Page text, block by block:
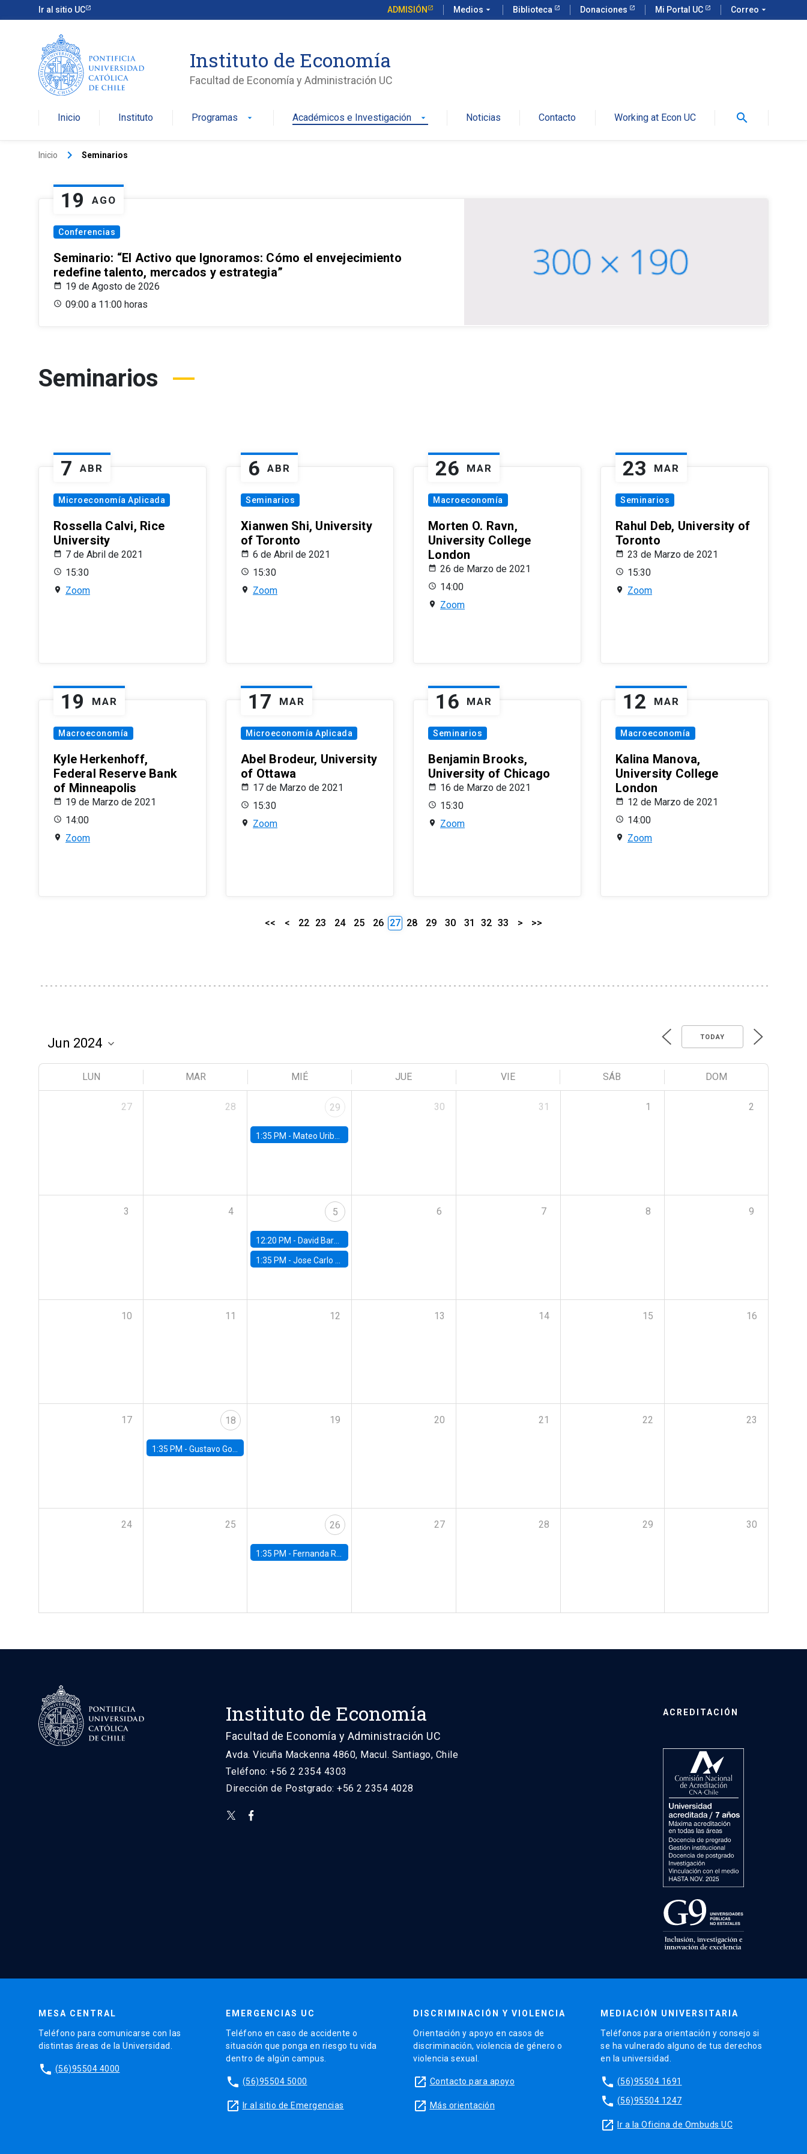
Ir al sitio UC ADMISIÓN Medios arrow_drop_down Biblioteca Donaciones Mi Portal UC Correo arrow_drop_down
Instituto de Economía
Facultad de Economía y Administración UC
Inicio Instituto Programas arrow_drop_down Académicos e Investigación arrow_drop_down Noticias Contacto Working at Econ UC search
Inicio keyboard_arrow_right Seminarios
19 AGO
Conferencias
Seminario: “El Activo que Ignoramos: Cómo el envejecimiento
redefine talento, mercados y estrategia”
19 de Agosto de 2026
09:00 a 11:00 horas
Seminarios
7 ABR
Microeconomía Aplicada
Rossella Calvi, Rice
University
7 de Abril de 2021
15:30
Zoom
6 ABR
Seminarios
Xianwen Shi, University
of Toronto
6 de Abril de 2021
15:30
Zoom
26 MAR
Macroeconomía
Morten O. Ravn,
University College
London
26 de Marzo de 2021
14:00
Zoom
23 MAR
Seminarios
Rahul Deb, University of
Toronto
23 de Marzo de 2021
15:30
Zoom
19 MAR
Macroeconomía
Kyle Herkenhoff,
Federal Reserve Bank
of Minneapolis
19 de Marzo de 2021
14:00
Zoom
17 MAR
Microeconomía Aplicada
Abel Brodeur, University
of Ottawa
17 de Marzo de 2021
15:30
Zoom
16 MAR
Seminarios
Benjamin Brooks,
University of Chicago
16 de Marzo de 2021
15:30
Zoom
12 MAR
Macroeconomía
Kalina Manova,
University College
London
12 de Marzo de 2021
14:00
Zoom
<< < 22 23 24 25 26 27 28 29 30 31 32 33 > >>
TODAY
LUN MAR MIÉ JUE VIE SÁB DOM
27 28 29
1:35 PM - Mateo Uribe-Castro, Universidad de los Andes (Colombia)
30 31 1 2
3 4 5
12:20 PM - David Bardey, Universidad de los Andes - CEDE
1:35 PM -Jose Carlo Bermudez, UC (ME) & World Bank
6 7 8 9
10 11 12 13 14 15 16
17 18
1:35 PM - Gustavo González, Banco Central de Chile
19 20 21 22 23
24 25 26
1:35 PM - Fernanda Rojas Ampuero, University of Wisconsin-Madison
27 28 29 30
Instituto de Economía
Facultad de Economía y Administración UC
Avda. Vicuña Mackenna 4860, Macul. Santiago, Chile
Teléfono: +56 2 2354 4303
Dirección de Postgrado: +56 2 2354 4028
ACREDITACIÓN
MESA CENTRAL
Teléfono para comunicarse con las
distintas áreas de la Universidad.
phone (56)95504 4000
EMERGENCIAS UC
Teléfono en caso de accidente o
situación que ponga en riesgo tu vida
dentro de algún campus.
phone (56)95504 5000
launch Ir al sitio de Emergencias
DISCRIMINACIÓN Y VIOLENCIA
Orientación y apoyo en casos de
discriminación, violencia de género o
violencia sexual.
launch Contacto para apoyo
launch Más orientación
MEDIACIÓN UNIVERSITARIA
Teléfonos para orientación y consejo si
se ha vulnerado alguno de tus derechos
en la universidad.
phone (56)95504 1691
phone (56)95504 1247
launch Ir a la Oficina de Ombuds UC